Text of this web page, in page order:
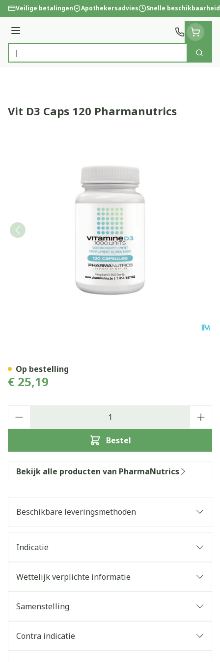
Ga naar de inhoud
Veilige betalingen Apothekersadvies Snelle beschikbaarheid
Menu
Product, merk, categorie...
Zoek
Vit D3 Caps 120 Pharmanutrics
€ 25,19
Bestel
Op bestelling
Bekijk alle producten van PharmaNutrics
Beschikbare leveringsmethoden
Indicatie
Wettelijk verplichte informatie
Samenstelling
Contra indicatie